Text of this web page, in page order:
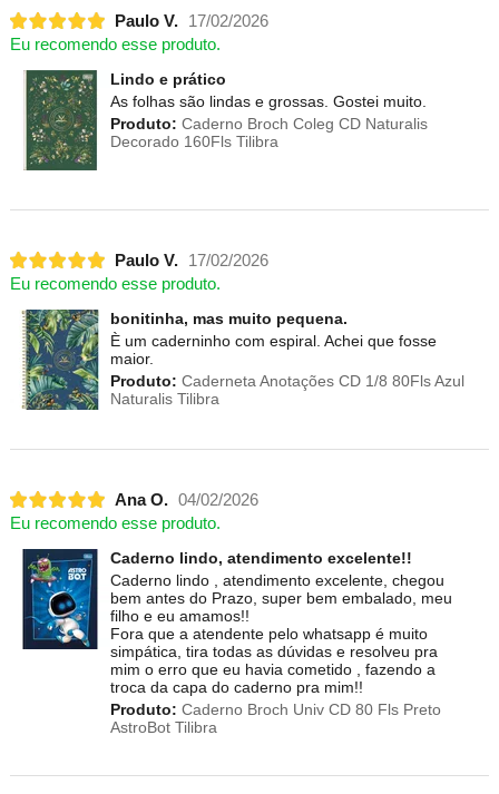
Paulo V.
17/02/2026
Eu recomendo esse produto.
Lindo e prático
As folhas são lindas e grossas. Gostei muito.
Produto: Caderno Broch Coleg CD Naturalis
Decorado 160Fls Tilibra
Paulo V.
17/02/2026
Eu recomendo esse produto.
bonitinha, mas muito pequena.
È um caderninho com espiral. Achei que fosse
maior.
Produto: Caderneta Anotações CD 1/8 80Fls Azul
Naturalis Tilibra
Ana O. 04/02/2026
Eu recomendo esse produto.
Caderno lindo, atendimento excelente!!
Caderno lindo , atendimento excelente, chegou
bem antes do Prazo, super bem embalado, meu
filho e eu amamos!!
Fora que a atendente pelo whatsapp é muito
simpática, tira todas as dúvidas e resolveu pra
mim o erro que eu havia cometido , fazendo a
troca da capa do caderno pra mim!!
Produto: Caderno Broch Univ CD 80 Fls Preto
AstroBot Tilibra